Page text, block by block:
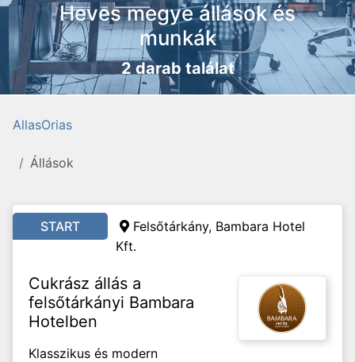
Heves megye állások és
munkák
2 darab találat
AllasOrias
Állások
START
Felsőtárkány, Bambara Hotel
Kft.
Cukrász állás a
felsőtárkányi Bambara
Hotelben
Klasszikus és modern